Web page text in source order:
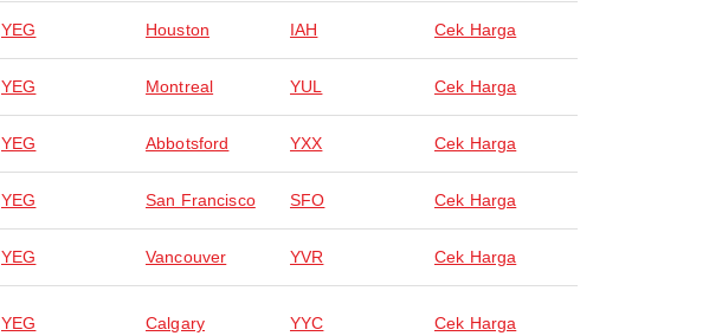
YEG Houston IAH Cek Harga
YEG Montreal YUL Cek Harga
YEG Abbotsford YXX Cek Harga
YEG San Francisco SFO Cek Harga
YEG Vancouver YVR Cek Harga
YEG Calgary YYC Cek Harga